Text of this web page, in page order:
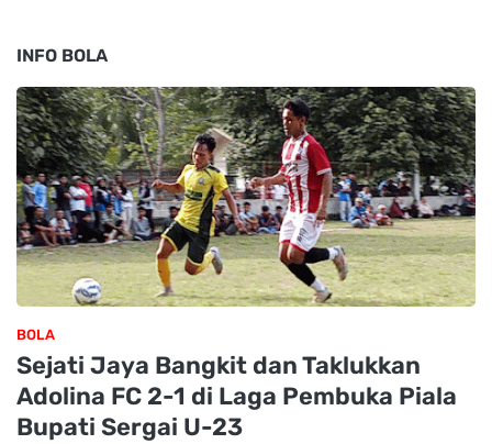
INFO BOLA
BOLA
Sejati Jaya Bangkit dan Taklukkan
Adolina FC 2-1 di Laga Pembuka Piala
Bupati Sergai U-23